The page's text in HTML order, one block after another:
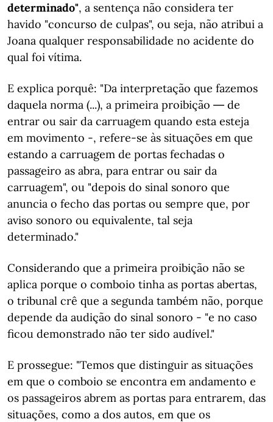
determinado", a sentença não considera ter
havido "concurso de culpas", ou seja, não atribui a
Joana qualquer responsabilidade no acidente do
qual foi vítima.
E explica porquê: "Da interpretação que fazemos
daquela norma (...), a primeira proibição ― de
entrar ou sair da carruagem quando esta esteja
em movimento -, refere-se às situações em que
estando a carruagem de portas fechadas o
passageiro as abra, para entrar ou sair da
carruagem", ou "depois do sinal sonoro que
anuncia o fecho das portas ou sempre que, por
aviso sonoro ou equivalente, tal seja
determinado."
Considerando que a primeira proibição não se
aplica porque o comboio tinha as portas abertas,
o tribunal crê que a segunda também não, porque
depende da audição do sinal sonoro - "e no caso
ficou demonstrado não ter sido audível."
E prossegue: "Temos que distinguir as situações
em que o comboio se encontra em andamento e
os passageiros abrem as portas para entrarem, das
situações, como a dos autos, em que os